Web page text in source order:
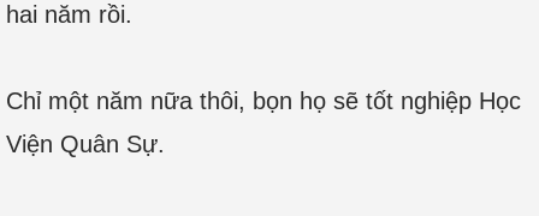
hai năm rồi.
Chỉ một năm nữa thôi, bọn họ sẽ tốt nghiệp Học
Viện Quân Sự.